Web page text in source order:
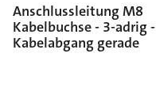
Anschlussleitung M8
Kabelbuchse - 3-adrig -
Kabelabgang gerade